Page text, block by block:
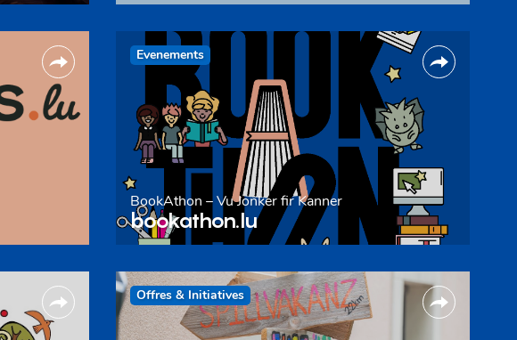
Evenements
BookAthon – Vu Jonker fir Kanner
bookathon.lu
Offres & Initiatives